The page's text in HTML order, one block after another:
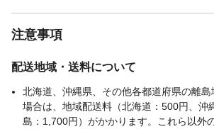
注意事項
配送地域・送料について
北海道、沖縄県、その他各都道府県の離島
場合は、地域配送料（北海道：500円、沖
島：1,700円）がかかります。これら以外